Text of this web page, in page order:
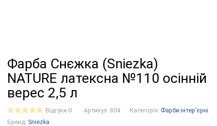
Фарба Снєжка (Sniezka)
NATURE латексна №110 осінній
верес 2,5 л
Відгуки 0 Артикул: 804 Категорія: Фарби інтер'єрні
Бренд: Sniezka